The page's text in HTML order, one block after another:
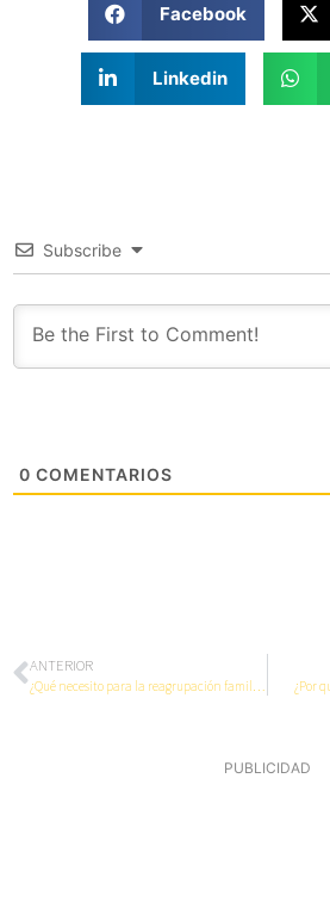
Facebook
Linkedin
Subscribe
0 COMENTARIOS
ANTERIOR
¿Por
PUBLICIDAD